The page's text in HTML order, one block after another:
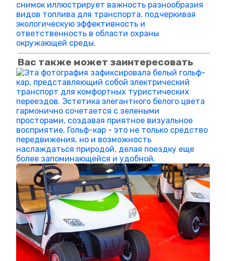
Вас также может заинтересовать